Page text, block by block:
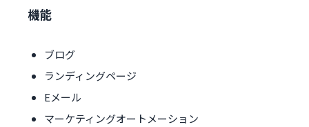
機能
ブログ
ランディングページ
Eメール
マーケティングオートメーション